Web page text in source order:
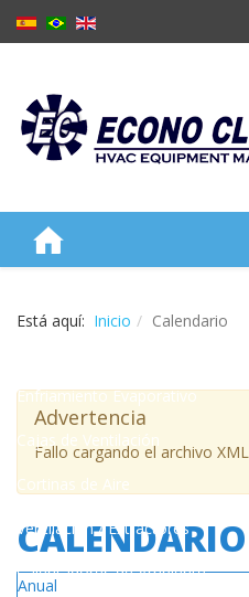
Enfriamiento Evaporativo
Cajas de Ventilación
Cortinas de Aire
Ventilación / Extractores
Calentadores de Ambiente
Está aquí: Inicio Calendario
Advertencia
Fallo cargando el archivo
Anual